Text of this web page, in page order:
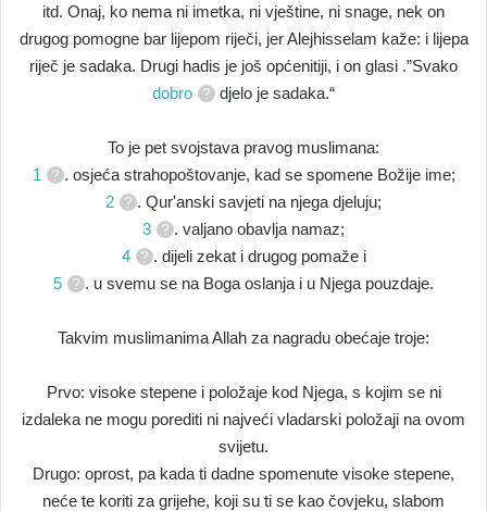
itd. Onaj, ko nema ni imetka, ni vještine, ni snage, nek on
drugog pomogne bar lijepom riječi, jer Alejhisselam kaže: i lijepa
riječ je sadaka. Drugi hadis je još općenitiji, i on glasi .”Svako
dobro
djelo je sadaka.“
To je pet svojstava pravog muslimana:
1
. osjeća strahopoštovanje, kad se spomene Božije ime;
2
. Qur'anski savjeti na njega djeluju;
3
. valjano obavlja namaz;
4
. dijeli zekat i drugog pomaže i
5
. u svemu se na Boga oslanja i u Njega pouzdaje.
Takvim muslimanima Allah za nagradu obećaje troje:
Prvo: visoke stepene i položaje kod Njega, s kojim se ni
izdaleka ne mogu porediti ni najveći vladarski položaji na ovom
svijetu.
Drugo: oprost, pa kada ti dadne spomenute visoke stepene,
neće te koriti za grijehe, koji su ti se kao čovjeku, slabom